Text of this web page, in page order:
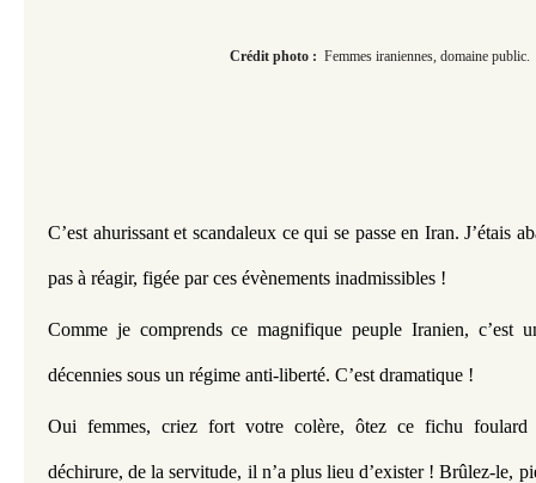
Crédit photo : Femmes iraniennes, domaine public.
C’est ahurissant et scandaleux ce qui se passe en Iran. J’étais
pas à réagir, figée par ces évènements inadmissibles !
Comme je comprends ce magnifique peuple Iranien, c’est
décennies sous un régime anti-liberté. C’est dramatique !
Oui femmes, criez fort votre colère, ôtez ce fichu foulard
déchirure, de la servitude, il n’a plus lieu d’exister ! Brûlez-le,